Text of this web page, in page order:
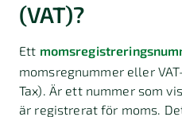
(VAT)?
Ett
momsregnummer eller
Tax). Är ett nummer som
är registrerat för moms.